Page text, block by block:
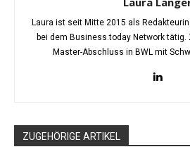
Laura ist seit Mitte 2015 als
bei dem Business.today Network tätig.
Master-Abschluss in BWL mit
ZUGEHÖRIGE ARTIKEL